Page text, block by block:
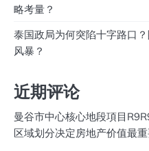
略考量？
泰国政局为何突陷十字路口
风暴？
近期评论
曼谷市中心核心地段項目
区域划分决定房地产价值最